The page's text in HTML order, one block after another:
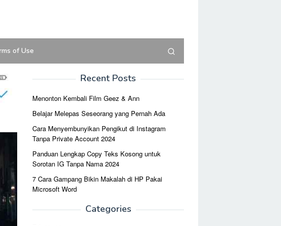
of Use
Recent Posts
Menonton Kembali Film Geez & Ann
Belajar Melepas Seseorang yang Pernah Ada
Cara Menyembunyikan Pengikut di Instagram
Tanpa Private Account 2024
Panduan Lengkap Copy Teks Kosong untuk
Sorotan IG Tanpa Nama 2024
7 Cara Gampang Bikin Makalah di HP Pakai
Microsoft Word
Categories